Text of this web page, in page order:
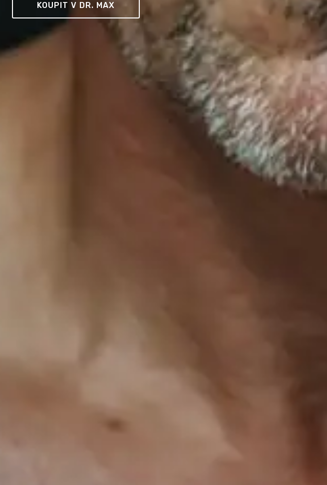
KOUPIT V DR. MAX